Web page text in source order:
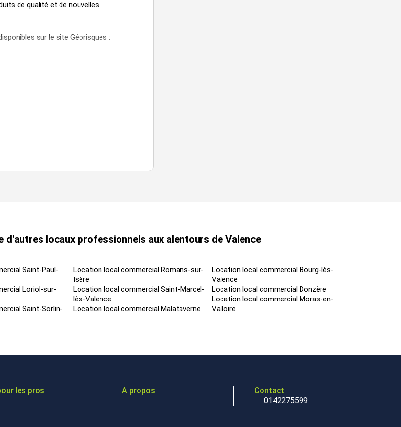
de qualité et de nouvelles
sur le site Géorisques :
d'autres locaux professionnels aux alentours de Valence
Saint-Paul-
Loriol-sur-
Saint-Sorlin-
Location local commercial Romans-sur-
Isère
Location local commercial Saint-Marcel-
lès-Valence
Location local commercial Malataverne
Location local commercial Bourg-lès-
Valence
Location local commercial Donzère
Location local commercial Moras-en-
Valloire
les pros A propos
Contact
0142275599